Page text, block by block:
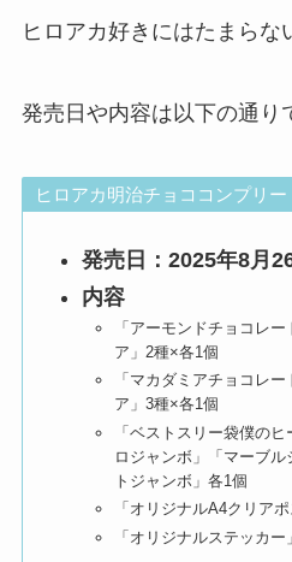
ヒロアカ好きにはたまらな
発売日や内容は以下の通り
ヒロアカ明治チョココンプリー
発売日：2025年8月
内容
「アーモンドチョコレ
ア」2種×各1個
「マカダミアチョコレ
ア」3種×各1個
「ベストスリー袋僕の
ロジャンボ」「マーブ
トジャンボ」各1個
「オリジナルA4クリア
「オリジナルステッカー